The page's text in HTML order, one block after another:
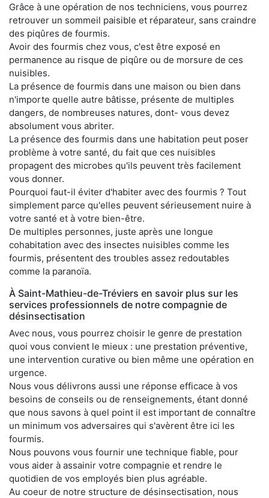
Grâce à une opération de nos techniciens, vous pourrez
retrouver un sommeil paisible et réparateur, sans craindre
des piqûres de fourmis.
Avoir des fourmis chez vous, c'est être exposé en
permanence au risque de piqûre ou de morsure de ces
nuisibles.
La présence de fourmis dans une maison ou bien dans
n'importe quelle autre bâtisse, présente de multiples
dangers, de nombreuses natures, dont- vous devez
absolument vous abriter.
La présence des fourmis dans une habitation peut poser
problème à votre santé, du fait que ces nuisibles
propagent des microbes qu'ils peuvent très facilement
vous donner.
Pourquoi faut-il éviter d'habiter avec des fourmis ? Tout
simplement parce qu'elles peuvent sérieusement nuire à
votre santé et à votre bien-être.
De multiples personnes, juste après une longue
cohabitation avec des insectes nuisibles comme les
fourmis, présentent des troubles assez redoutables
comme la paranoïa.
À Saint-Mathieu-de-Tréviers en savoir plus sur les
services professionnels de notre compagnie de
désinsectisation
Avec nous, vous pourrez choisir le genre de prestation
quoi vous convient le mieux : une prestation préventive,
une intervention curative ou bien même une opération en
urgence.
Nous vous délivrons aussi une réponse efficace à vos
besoins de conseils ou de renseignements, étant donné
que nous savons à quel point il est important de connaître
un minimum vos adversaires qui s'avèrent être ici les
fourmis.
Nous pouvons vous fournir une technique fiable, pour
vous aider à assainir votre compagnie et rendre le
quotidien de vos employés bien plus agréable.
Au coeur de notre structure de désinsectisation, nous